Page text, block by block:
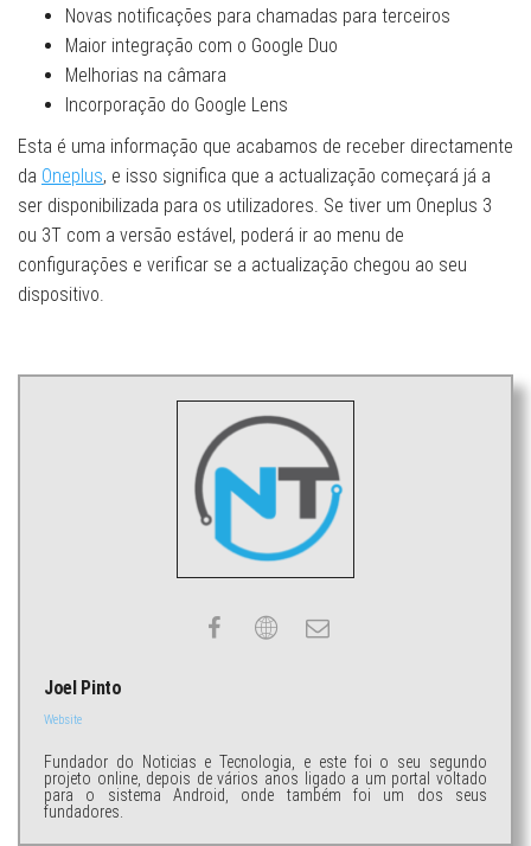
Novas notificações para chamadas para terceiros
Maior integração com o Google Duo
Melhorias na câmara
Incorporação do Google Lens
Esta é uma informação que acabamos de receber directamente
da Oneplus, e isso significa que a actualização começará já a
ser disponibilizada para os utilizadores. Se tiver um Oneplus 3
ou 3T com a versão estável, poderá ir ao menu de
configurações e verificar se a actualização chegou ao seu
dispositivo.
Joel Pinto
Website
Fundador do Noticias e Tecnologia, e este foi o seu segundo
projeto online, depois de vários anos ligado a um portal voltado
para o sistema Android, onde também foi um dos seus
fundadores.